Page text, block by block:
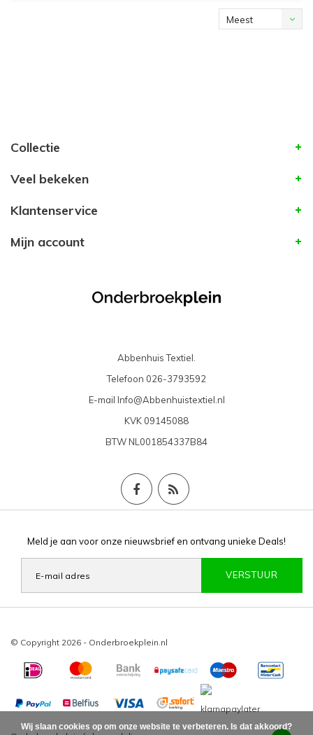
Meest
Collectie
Veel bekeken
Klantenservice
Mijn account
Abbenhuis Textiel.
Telefoon 026-3793592
E-mail Info@Abbenhuistextiel.nl
KVK 09145088
BTWNL001854337B84
Meld je aan voor onze nieuwsbrief en ontvang unieke Deals!
VERSTUUR
© Copyright 2026 - Onderbroekplein.nl
Wij slaan cookies op om onze website te verbeteren. Is dat akkoord?